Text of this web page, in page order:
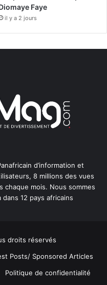
Faye
il y a 2 jours
d’information et
8 millions des vues
mois. Nous sommes
12 pays africains
droits réservés
Posts/ Sponsored Articles
Politique de confidentialité